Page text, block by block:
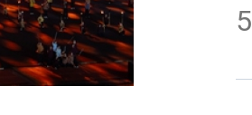
5